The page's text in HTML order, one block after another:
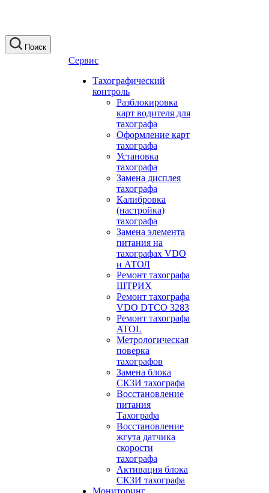
Поиск
Сервис
Тахографический
контроль
Разблокировка
карт водителя для
тахографа
Оформление карт
тахографа
Установка
тахографа
Замена дисплея
тахографа
Калибровка
(настройка)
тахографа
Замена элемента
питания на
тахографах VDO
и АТОЛ
Ремонт тахографа
ШТРИХ
Ремонт тахографа
VDO DTCO 3283
Ремонт тахографа
ATOL
Метрологическая
поверка
тахографов
Замена блока
СКЗИ тахографа
Восстановление
питания
Тахографа
Восстановление
жгута датчика
скорости
тахографа
Активация блока
СКЗИ тахографа
Мониторинг